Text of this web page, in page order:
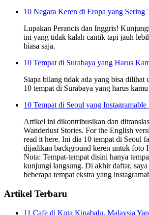
10 Negara Keren di Eropa yang Sering
Lupakan Perancis dan Inggris!
ini yang tidak kalah cantik tapi jauh
biasa saja.
10 Tempat di Surabaya yang Harus
Siapa bilang tidak ada yang bisa dilihat
10 tempat di Surabaya yang harus
10 Tempat di Seoul yang Instagramable
Artikel ini dikontribusikan dan
Wanderlust Stories. For the English
read it here. Ini dia 10 tempat di Seoul
dijadikan background keren untuk foto
Nota: Tempat-tempat disini hanya
kunjungi langsung. Di akhir daftar, saya
beberapa tempat ekstra yang
Artikel Terbaru
11 Cafe di Kota Kinabalu, Malaysia